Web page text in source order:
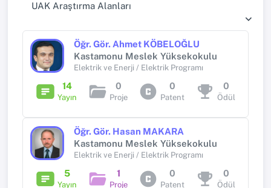
UAK Araştırma Alanları
Öğr. Gör. Ahmet KÖBELOĞLU
Kastamonu Meslek Yüksekokulu
Elektrik ve Enerji / Elektrik Programı
14
Yayın
0
Proje
0
Patent
0
Ödül
Öğr. Gör. Hasan MAKARA
Kastamonu Meslek Yüksekokulu
Elektrik ve Enerji / Elektrik Programı
5
Yayın
1
Proje
0
Patent
0
Ödül